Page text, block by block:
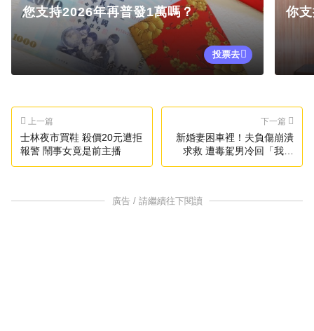
您支持2026年再普發1萬嗎？
投票去
你
上一篇
士林夜市買鞋 殺價20元遭拒
報警 鬧事女竟是前主播
下一篇
新婚妻困車裡！夫負傷崩潰
求救 遭毒駕男冷回「我頭
暈」
廣告 / 請繼續往下閱讀